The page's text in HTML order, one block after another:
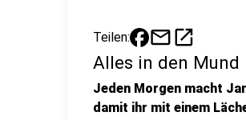
Teilen: mailopen_in_new
Alles in den Mund
Jeden Morgen macht
damit ihr mit einem